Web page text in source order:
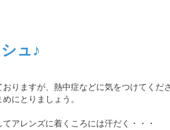
ュ♪
りますが、熱中症などに気をつけてくださ
にとりましょう。
てアレンズに着くころには汗だく・・・